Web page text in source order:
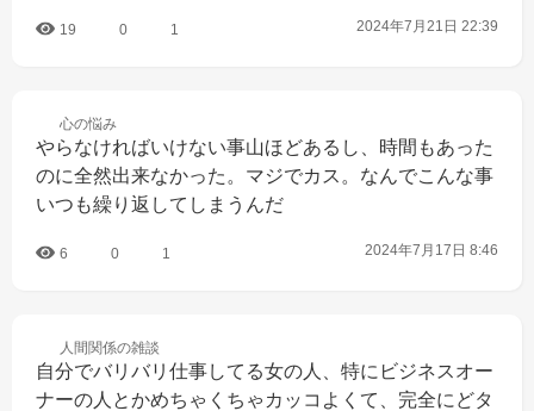
19 0 1 2024年7月21日 22:39
心の悩み
やらなければいけない事山ほどあるし、時間もあった
のに全然出来なかった。マジでカス。なんでこんな事
いつも繰り返してしまうんだ
6 0 1 2024年7月17日 8:46
人間関係の雑談
自分でバリバリ仕事してる女の人、特にビジネスオー
ナーの人とかめちゃくちゃカッコよくて、完全にどタ